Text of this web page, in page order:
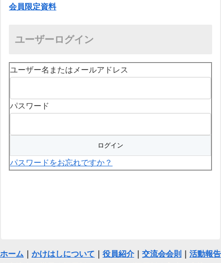
会員限定資料
ユーザーログイン
ユーザー名またはメールアドレス
パスワード
パスワードをお忘れですか？
ホーム かけはしについて 役員紹介｜ 交流会会則
活動報告